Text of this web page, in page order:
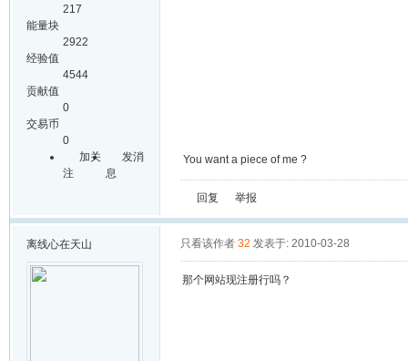
217
能量块
2922
经验值
4544
贡献值
0
交易币
0
加关
注
发消
息
You want a piece of me ?
回复 举报
离线心在天山 只看该作者 32 发表于: 2010-03-28
那个网站现注册行吗？